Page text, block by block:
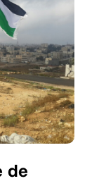
de